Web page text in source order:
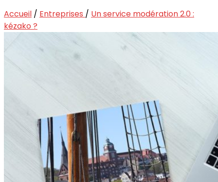
Accueil / Entreprises / Un service modération 2.0 :
kézako ?